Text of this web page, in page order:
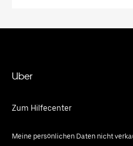
Uber
Zum Hilfecenter
Meine persönlichen Daten nicht